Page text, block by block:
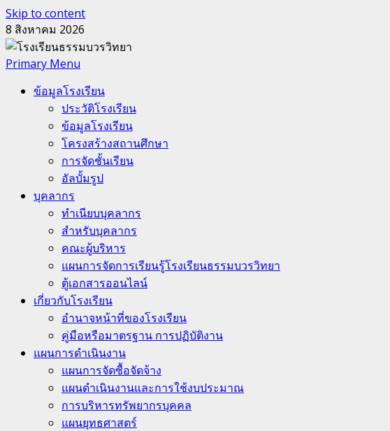
Skip to content
8 สิงหาคม 2026
Primary Menu
ข้อมูลโรงเรียน
ประวัติโรงเรียน
ข้อมูลโรงเรียน
โครงสร้างสถานศึกษา
การจัดชั้นเรียน
อัลบั้มรูป
บุคลากร
ทำเนียบบุคลากร
สำหรับบุคลากร
คณะผู้บริหาร
แผนการจัดการเรียนรู้โรงเรียนธรรมบวรวิทยา
ตู้เอกสารออนไลน์
เกี่ยวกับโรงเรียน
อำนาจหน้าที่ของโรงเรียน
คู่มือหรือมาตรฐาน การปฏิบัติงาน
แผนการดำเนินงาน
แผนการจัดซื้อจัดจ้าง
แผนดำเนินงานและการใช้งบประมาณ
การบริหารทรัพยากรบุคคล
แผนยุทธศาสตร์